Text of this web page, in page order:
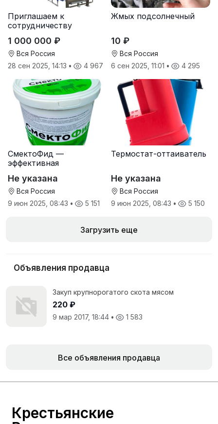
Приглашаем к
сотрудничеству
1 000 000 ₽
Вся Россия
28 сен 2025, 14:13 • 4 967
Жмых подсолнечный
10 ₽
Вся Россия
6 сен 2025, 11:01 • 4 295
СмектоФид —
эффективная
антидиарейная
кормовая добавка для
телят
Не указана
Вся Россия
9 июн 2025, 08:43 • 5 151
Термостат-оттаиватель
Не указана
Вся Россия
9 июн 2025, 08:43 • 5 150
Загрузить еще
Объявления продавца
Закуп крупнорогатого скота мясом
220 ₽
9 мар 2017, 18:44 • 1 583
Все объявления продавца
Крестьянские